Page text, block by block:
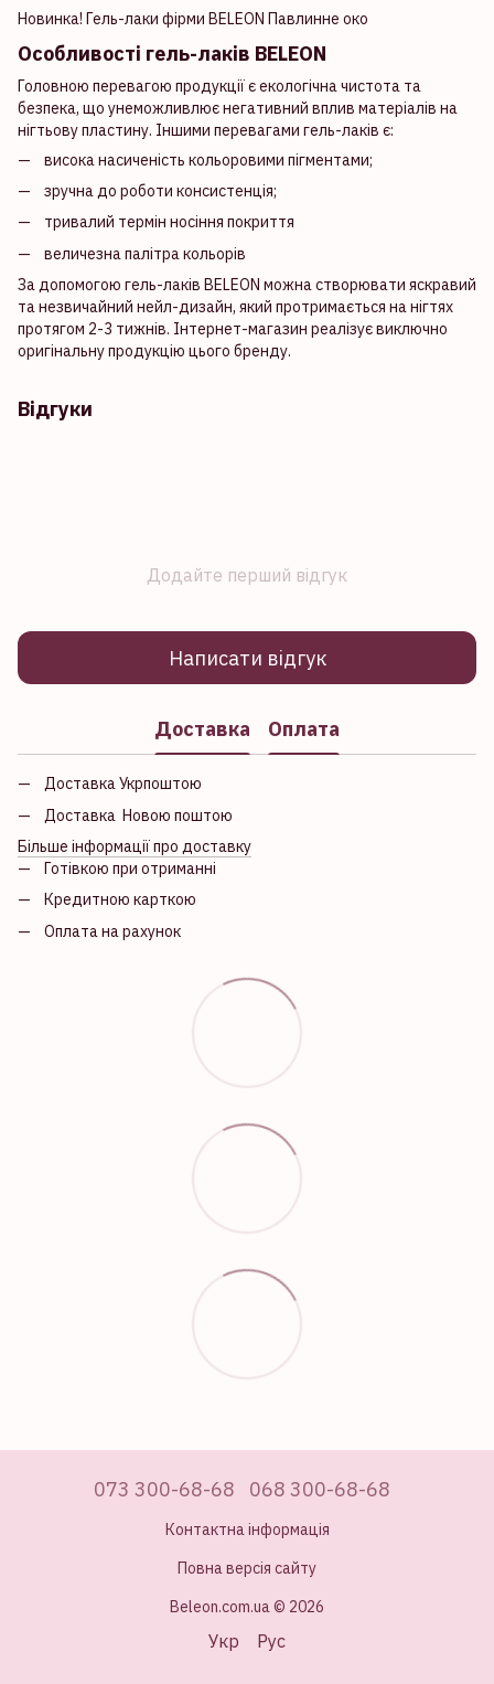
Новинка! Гель-лаки фірми BELEON Павлинне око
Особливості гель-лаків BELEON
Головною перевагою продукції є екологічна чистота та
безпека, що унеможливлює негативний вплив матеріалів на
нігтьову пластину. Іншими перевагами гель-лаків є:
висока насиченість кольоровими пігментами;
зручна до роботи консистенція;
тривалий термін носіння покриття
величезна палітра кольорів
За допомогою гель-лаків BELEON можна створювати яскравий
та незвичайний нейл-дизайн, який протримається на нігтях
протягом 2-3 тижнів. Інтернет-магазин реалізує виключно
оригінальну продукцію цього бренду.
Відгуки
Додайте перший відгук
Написати відгук
Доставка Оплата
Доставка Укрпоштою
Доставка Новою поштою
Більше інформації про доставку
Готівкою при отриманні
Кредитною карткою
Оплата на рахунок
073 300-68-68 068 300-68-68
Контактна інформація
Повна версія сайту
Beleon.com.ua © 2026
Укр Рус